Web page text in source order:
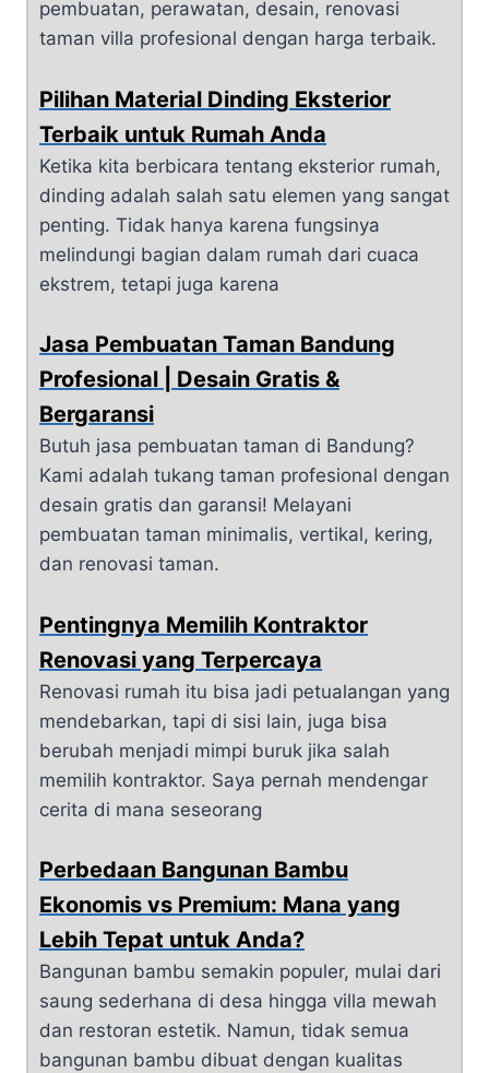
pembuatan, perawatan, desain, renovasi
taman villa profesional dengan harga terbaik.
Pilihan Material Dinding Eksterior
Terbaik untuk Rumah Anda
Ketika kita berbicara tentang eksterior rumah,
dinding adalah salah satu elemen yang sangat
penting. Tidak hanya karena fungsinya
melindungi bagian dalam rumah dari cuaca
ekstrem, tetapi juga karena
Jasa Pembuatan Taman Bandung
Profesional | Desain Gratis &
Bergaransi
Butuh jasa pembuatan taman di Bandung?
Kami adalah tukang taman profesional dengan
desain gratis dan garansi! Melayani
pembuatan taman minimalis, vertikal, kering,
dan renovasi taman.
Pentingnya Memilih Kontraktor
Renovasi yang Terpercaya
Renovasi rumah itu bisa jadi petualangan yang
mendebarkan, tapi di sisi lain, juga bisa
berubah menjadi mimpi buruk jika salah
memilih kontraktor. Saya pernah mendengar
cerita di mana seseorang
Perbedaan Bangunan Bambu
Ekonomis vs Premium: Mana yang
Lebih Tepat untuk Anda?
Bangunan bambu semakin populer, mulai dari
saung sederhana di desa hingga villa mewah
dan restoran estetik. Namun, tidak semua
bangunan bambu dibuat dengan kualitas